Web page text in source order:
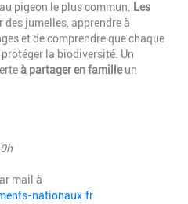
pigeon le plus commun.
Les
jumelles, apprendre à
et de comprendre que chaque
la biodiversité. Un
à partager en familleun
mail à
nationaux.fr